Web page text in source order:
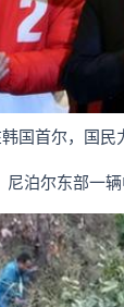
国首尔，国
泊尔东部一